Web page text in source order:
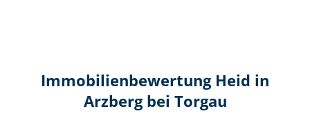
Immobilien­bewertung Heid in
Arzberg bei Torgau